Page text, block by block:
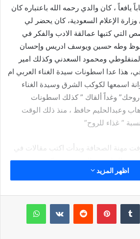
، كان والدي رحمه الله باعتباره كان
وزارة الإعلام السعودية، كان يحضر لي
التي كتبها عمالقة الادب والفكر في
وطه حسين ويوسف ادريس وإحسان
ومحمود السعدني وكذلك امير
هذا عدا اسطونات سيدة الغناء العربي ام
اسمعها لكوكب الشرق وسيدة الغناء
روحك” وغداً ألقاك ” كذلك اسطونات
وعبدالحليم حافظ ، منذ ذلك الوقت
” غذاء للروح”
مهنة الصحافة وبدأت اكتب مقالات في
والخليجية والعربية مع تركيزي وحرصي
الصحف المصرية وقد كان ، فقد كتبت
وعندما اصبحت كهلاً تم اختياري رئيساً
العروبة اليوم التي تصدر من ” مصر ام
فخامة الرئيس البطل العربي الاصيل
اظهر المزيد
بينتيريست واتساب